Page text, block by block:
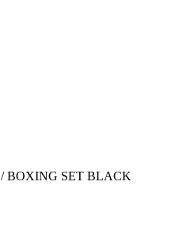
/BOXING SET BLACK